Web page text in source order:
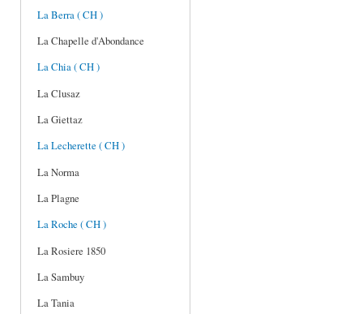
La Berra ( CH )
La Chapelle d'Abondance
La Chia ( CH )
La Clusaz
La Giettaz
La Lecherette ( CH )
La Norma
La Plagne
La Roche ( CH )
La Rosiere 1850
La Sambuy
La Tania